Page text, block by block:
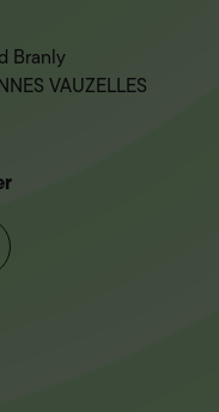
Branly
VAUZELLES